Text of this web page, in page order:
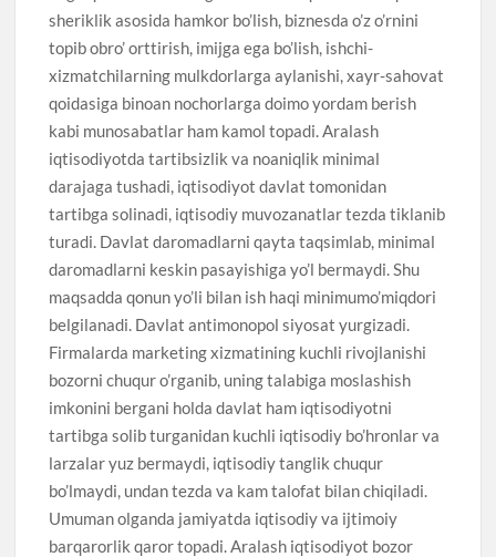
sheriklik asosida hamkor bo’lish, biznesda o’z o’rnini
topib obro’ orttirish, imijga ega bo’lish, ishchi-
xizmatchilarning mulkdorlarga aylanishi, xayr-sahovat
qoidasiga binoan nochorlarga doimo yordam berish
kabi munosabatlar ham kamol topadi. Aralash
iqtisodiyotda tartibsizlik va noaniqlik minimal
darajaga tushadi, iqtisodiyot davlat tomonidan
tartibga solinadi, iqtisodiy muvozanatlar tezda tiklanib
turadi. Davlat daromadlarni qayta taqsimlab, minimal
daromadlarni keskin pasayishiga yo’l bermaydi. Shu
maqsadda qonun yo’li bilan ish haqi minimumo’miqdori
belgilanadi. Davlat antimonopol siyosat yurgizadi.
Firmalarda marketing xizmatining kuchli rivojlanishi
bozorni chuqur o’rganib, uning talabiga moslashish
imkonini bergani holda davlat ham iqtisodiyotni
tartibga solib turganidan kuchli iqtisodiy bo’hronlar va
larzalar yuz bermaydi, iqtisodiy tanglik chuqur
bo’lmaydi, undan tezda va kam talofat bilan chiqiladi.
Umuman olganda jamiyatda iqtisodiy va ijtimoiy
barqarorlik qaror topadi. Aralash iqtisodiyot bozor